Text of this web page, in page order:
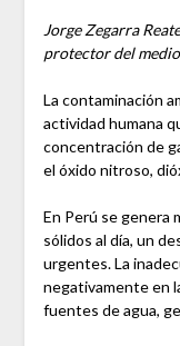
Jorge Zegarra
protector del
La contaminación
actividad humana
concentración de
el óxido nitroso,
En Perú se genera
sólidos al día, un
urgentes. La
negativamente en
fuentes de agua,